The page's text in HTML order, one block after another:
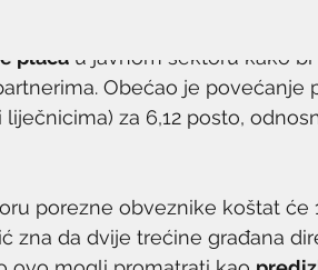
plaća u javnom sektoru kako bi
Obećao je povećanje
za 6,12 posto,
porezne obveznike koštat će
zna da dvije trećine građana